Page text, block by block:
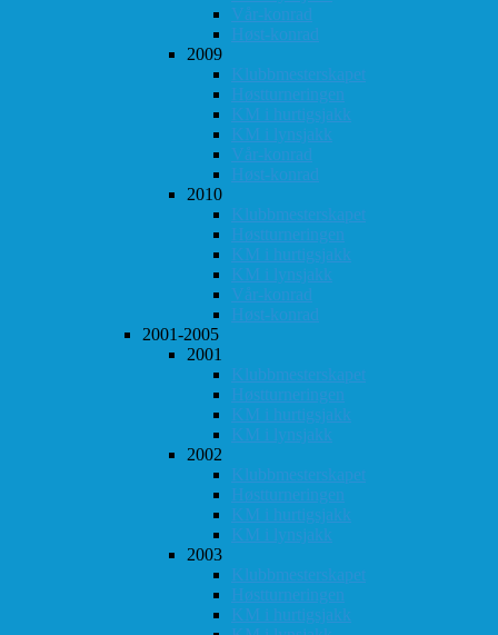
Vår-konrad
Høst-konrad
2009
Klubbmesterskapet
Høstturneringen
KM i hurtigsjakk
KM i lynsjakk
Vår-konrad
Høst-konrad
2010
Klubbmesterskapet
Høstturneringen
KM i hurtigsjakk
KM i lynsjakk
Vår-konrad
Høst-konrad
2001-2005
2001
Klubbmesterskapet
Høstturneringen
KM i hurtigsjakk
KM i lynsjakk
2002
Klubbmesterskapet
Høstturneringen
KM i hurtigsjakk
KM i lynsjakk
2003
Klubbmesterskapet
Høstturneringen
KM i hurtigsjakk